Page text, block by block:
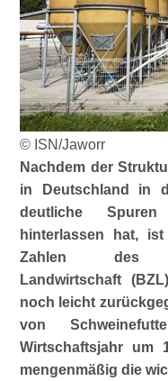
© ISN/Jaworr
Nachdem der
in Deutschland in
deutliche
hinterlassen hat,
Zahlen des
Landwirtschaft
noch leicht
von
Wirtschaftsjahr um
mengenmäßig die